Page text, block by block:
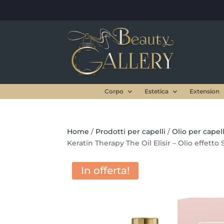
Corpo Estetica Extension
Home / Prodotti per capelli /Olio per
Keratin Therapy The Oil Elisir – Olio effetto
In offerta!